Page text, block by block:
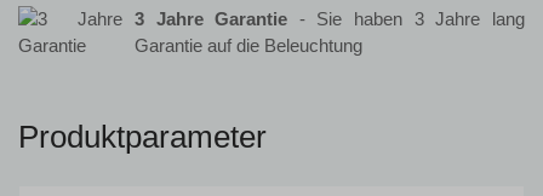
3 Jahre Garantie - Sie haben 3 Jahre lang
Garantie auf die Beleuchtung
Produktparameter